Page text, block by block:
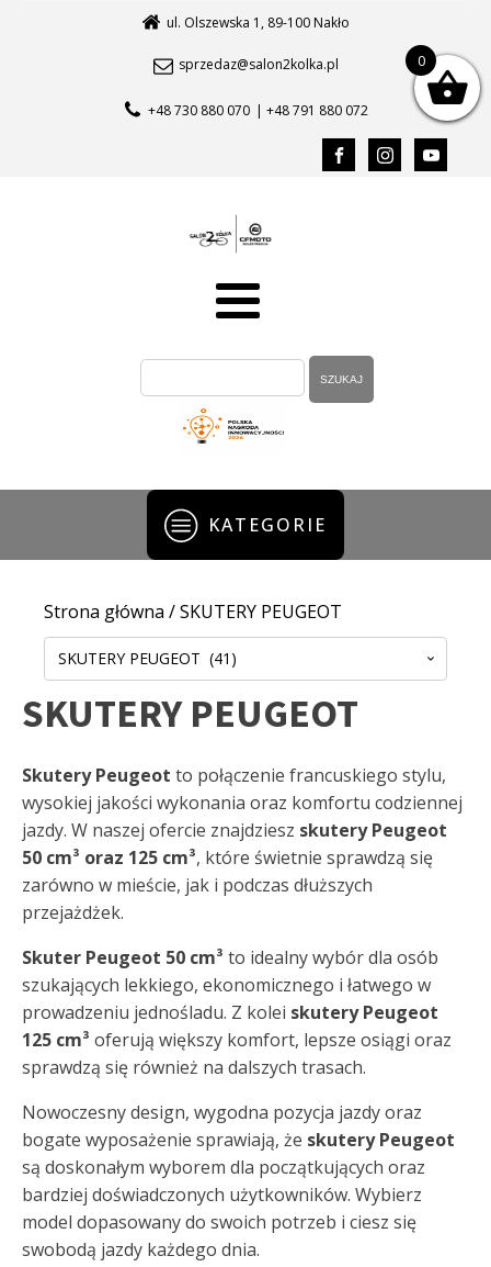
ul. Olszewska 1, 89-100 Nakło
sprzedaz@salon2kolka.pl
+48 730 880 070 | +48 791 880 072
KATEGORIE
Strona główna / SKUTERY PEUGEOT
SKUTERY PEUGEOT (41)
SKUTERY PEUGEOT
Skutery Peugeot to połączenie francuskiego stylu,
wysokiej jakości wykonania oraz komfortu codziennej
jazdy. W naszej ofercie znajdziesz skutery Peugeot
50 cm³ oraz 125 cm³, które świetnie sprawdzą się
zarówno w mieście, jak i podczas dłuższych
przejażdżek.
Skuter Peugeot 50 cm³ to idealny wybór dla osób
szukających lekkiego, ekonomicznego i łatwego w
prowadzeniu jednośladu. Z kolei skutery Peugeot
125 cm³ oferują większy komfort, lepsze osiągi oraz
sprawdzą się również na dalszych trasach.
Nowoczesny design, wygodna pozycja jazdy oraz
bogate wyposażenie sprawiają, że skutery Peugeot
są doskonałym wyborem dla początkujących oraz
bardziej doświadczonych użytkowników. Wybierz
model dopasowany do swoich potrzeb i ciesz się
swobodą jazdy każdego dnia.
0